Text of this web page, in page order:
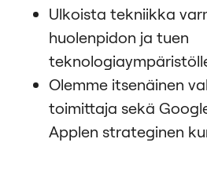
Ulkoista tekniikka
huolenpidon ja tuen
Olemme itsenäinen
toimittaja sekä
Applen strateginen